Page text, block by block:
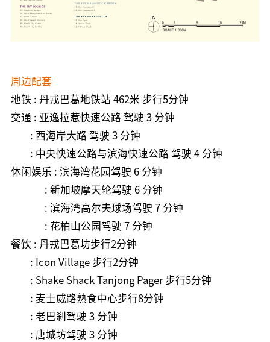
周边配套
地铁 : 丹戎巴葛地铁站 462米 步行5分钟
交通 : 亚逸拉惹快速公路 驾驶 3 分钟
: 西海岸大路 驾驶 3 分钟
: 中央快速公路与滨海快速公路 驾驶 4分钟
休闲娱乐 : 滨海湾花园驾驶 6 分钟
: 新加坡摩天轮驾驶 6 分钟
: 滨海湾高尔夫球场驾驶 7 分钟
: 花柏山公园驾驶 7 分钟
餐饮 : 丹戎巴葛坊步行2分钟
: Icon Village 步行2分钟
: Shake Shack Tanjong Pager 步行5分钟
: 麦士威路熟食中心步行8分钟
: 老巴刹驾驶 3 分钟
: 唐城坊驾驶 3 分钟